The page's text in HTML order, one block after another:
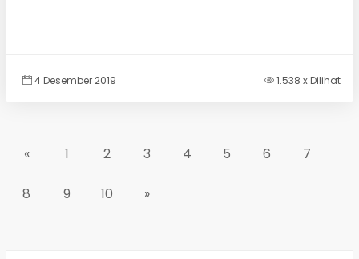
4 Desember 2019 1.538 x Dilihat
« 1 2 3 4 5 6 7
8 9 10 »